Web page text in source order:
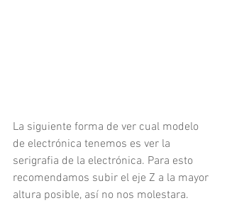
La siguiente forma de ver cual modelo
de electrónica tenemos es ver la
serigrafia de la electrónica. Para esto
recomendamos subir el eje Z a la mayor
altura posible, así no nos molestara.